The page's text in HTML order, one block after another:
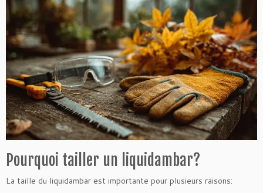
Pourquoi tailler un liquidambar?
La taille du liquidambar est importante pour plusieurs raisons: